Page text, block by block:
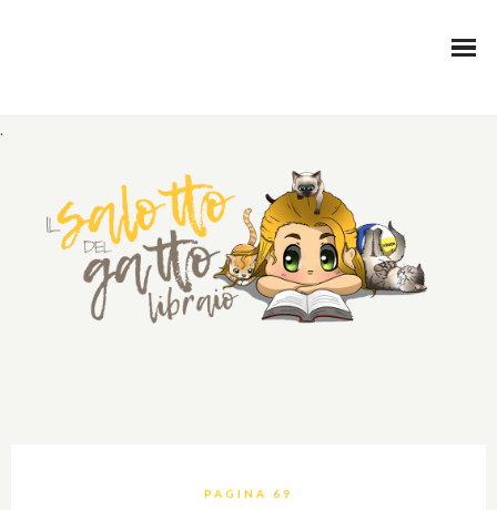
.
PAGINA 69